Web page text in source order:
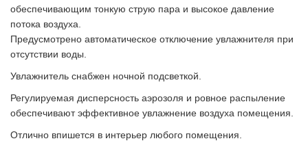
обеспечивающим тонкую струю пара и высокое давление
потока воздуха.
Предусмотрено автоматическое отключение увлажнителя при
отсутствии воды.
Увлажнитель снабжен ночной подсветкой.
Регулируемая дисперсность аэрозоля и ровное распыление
обеспечивают эффективное увлажнение воздуха помещения.
Отлично впишется в интерьер любого помещения.